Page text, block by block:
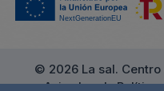
© 2026 La sal. Centro
Aviso legal·Política